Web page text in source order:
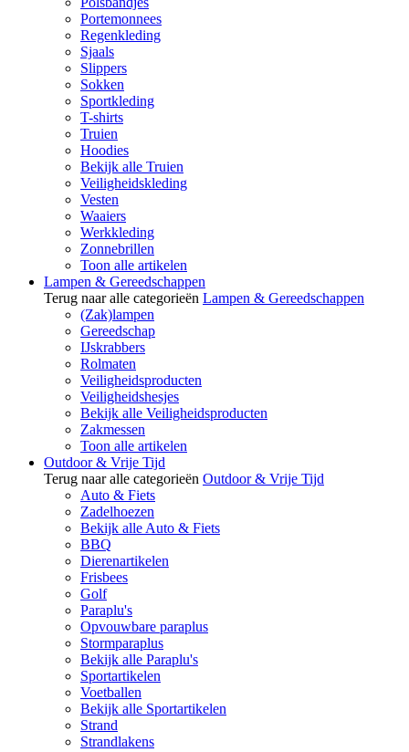
Portemonnees
Regenkleding
Sjaals
Slippers
Sokken
Sportkleding
T-shirts
Truien
Hoodies
Bekijk alle Truien
Veiligheidskleding
Vesten
Waaiers
Werkkleding
Zonnebrillen
Toon alle artikelen
Lampen & Gereedschappen
Terug naar alle categorieën Lampen & Gereedschappen
(Zak)lampen
Gereedschap
IJskrabbers
Rolmaten
Veiligheidsproducten
Veiligheidshesjes
Bekijk alle Veiligheidsproducten
Zakmessen
Toon alle artikelen
Outdoor & Vrije Tijd
Terug naar alle categorieën Outdoor & Vrije Tijd
Auto & Fiets
Zadelhoezen
Bekijk alle Auto & Fiets
BBQ
Dierenartikelen
Frisbees
Golf
Paraplu's
Opvouwbare paraplus
Stormparaplus
Bekijk alle Paraplu's
Sportartikelen
Voetballen
Bekijk alle Sportartikelen
Strand
Strandlakens